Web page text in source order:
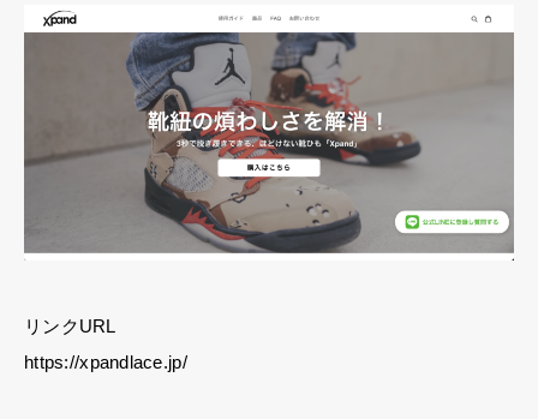
リンクURL
https://xpandlace.jp/